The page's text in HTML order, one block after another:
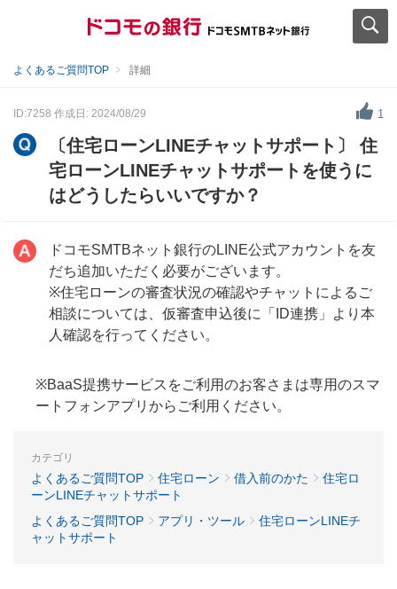
よくあるご質問TOP 詳細
ID:7258 作成日: 2024/08/29 1
〔住宅ローンLINEチャットサポート〕 住
宅ローンLINEチャットサポートを使うに
はどうしたらいいですか？
ドコモSMTBネット銀行のLINE公式アカウントを友
だち追加いただく必要がございます。
※住宅ローンの審査状況の確認やチャットによるご
相談については、仮審査申込後に「ID連携」より本
人確認を行ってください。
※BaaS提携サービスをご利用のお客さまは専用のスマ
ートフォンアプリからご利用ください。
カテゴリ
よくあるご質問TOP 住宅ローン 借入前のかた
住宅ロ
ーンLINEチャットサポート
よくあるご質問TOP
アプリ・ツール
住宅ローンLINEチ
ャットサポート